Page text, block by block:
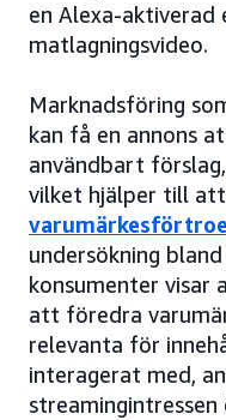
en Alexa-aktiverad
matlagningsvideo.
Marknadsföring
kan få en annons
användbart
vilket hjälper till
undersökning
konsumenter visar
att föredra
relevanta för
interagerat med,